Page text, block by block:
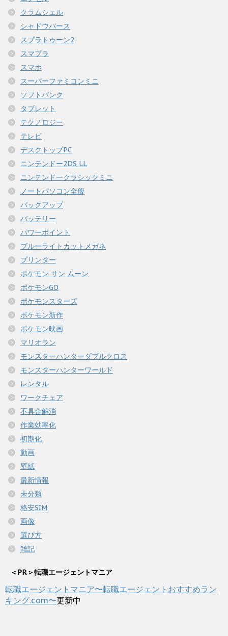
クラムシェル
シャドウバース
スプラトゥーン2
スマブラ
スマホ
スーパーファミコンミニ
ソフトバンク
タブレット
テクノロジー
テレビ
デスクトップPC
ニンテンドー2DS LL
ニンテンドークラシックミニ
ノートパソコン全般
バックアップ
バッテリー
パワーポイント
ブルーライトカットメガネ
プリンター
ポケモン サン ムーン
ポケモンGO
ポケモンスターズ
ポケモン新作
ポケモン映画
マリオラン
モンスターハンターダブルクロス
モンスターハンターワールド
レンタル
ワークチェア
不具合解消
作業効率化
初期化
動画
壁紙
最新情報
未分類
格安SIM
画像
選び方
雑記
＜PR＞転職エージェントマニア
転職エージェントマニア〜転職エージェントおすすめラン
キング.com〜更新中